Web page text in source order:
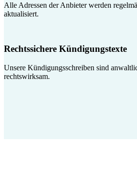
Alle Adressen der Anbieter werden
aktualisiert.
Rechtssichere Kündigungstexte
Unsere Kündigungsschreiben sind
rechtswirksam.